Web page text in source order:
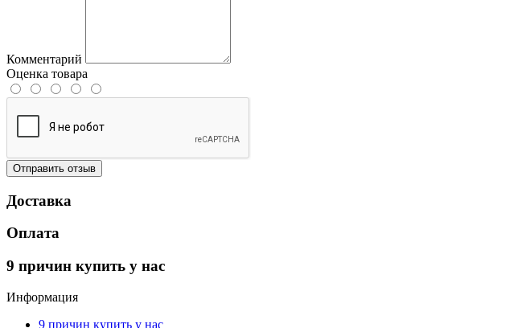
Комментарий
Оценка товара
Отправить отзыв
Доставка
Оплата
9 причин купить у нас
Информация
9 причин купить у нас